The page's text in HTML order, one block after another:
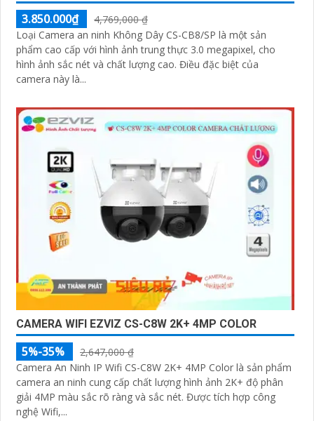
3.850.000₫
4,769,000 ₫
Loại Camera an ninh Không Dây CS-CB8/SP là một sản
phẩm cao cấp với hình ảnh trung thực 3.0 megapixel, cho
hình ảnh sắc nét và chất lượng cao. Điều đặc biệt của
camera này là...
CAMERA WIFI EZVIZ CS-C8W 2K+ 4MP COLOR
5%-35%
2,647,000 ₫
Camera An Ninh IP Wifi CS-C8W 2K+ 4MP Color là sản phẩm
camera an ninh cung cấp chất lượng hình ảnh 2K+ độ phân
giải 4MP màu sắc rõ ràng và sắc nét. Được tích hợp công
nghệ Wifi,...